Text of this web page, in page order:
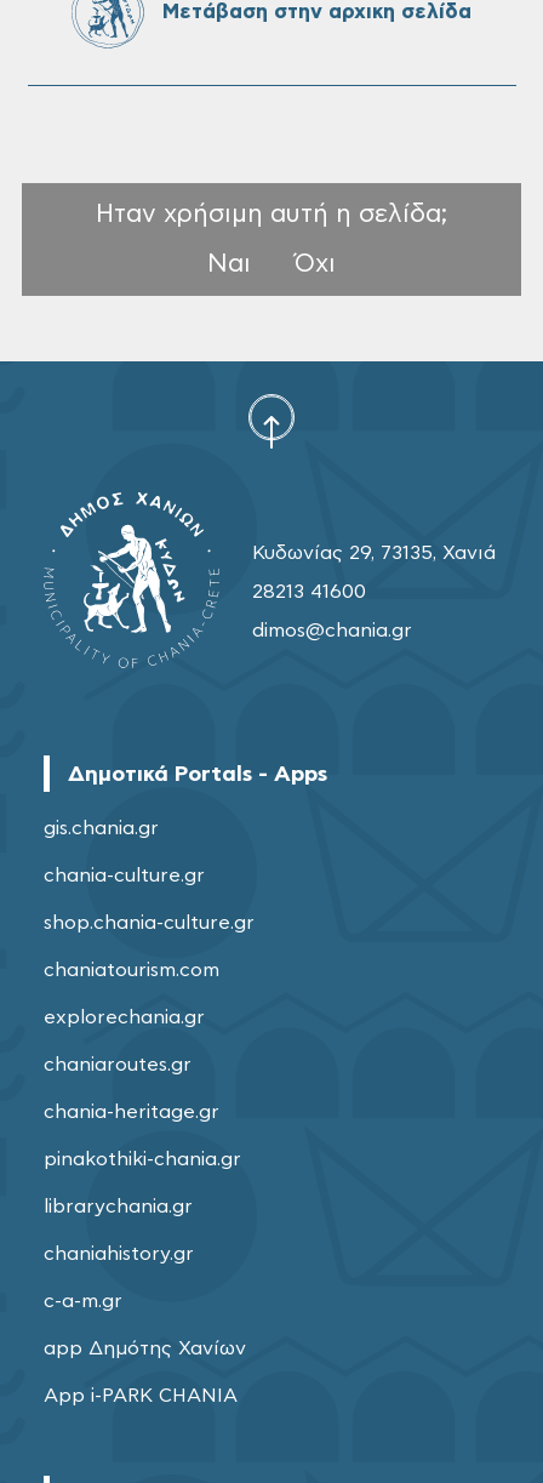
Δήμου Χανίων
Μετάβαση στην αρχικη σελίδα
Ηταν χρήσιμη αυτή η σελίδα;
Ναι
Όχι
Κυδωνίας 29, 73135, Χανιά
28213 41600
dimos@chania.gr
Δημοτικά Portals - Apps
gis.chania.gr
chania-culture.gr
shop.chania-culture.gr
chaniatourism.com
explorechania.gr
chaniaroutes.gr
chania-heritage.gr
pinakothiki-chania.gr
librarychania.gr
chaniahistory.gr
c-a-m.gr
app Δημότης Χανίων
App i-PARK CHANIA